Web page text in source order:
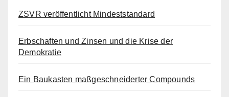
ZSVR veröffentlicht Mindeststandard
Erbschaften und Zinsen und die Krise der
Demokratie
Ein Baukasten maßgeschneiderter Compounds